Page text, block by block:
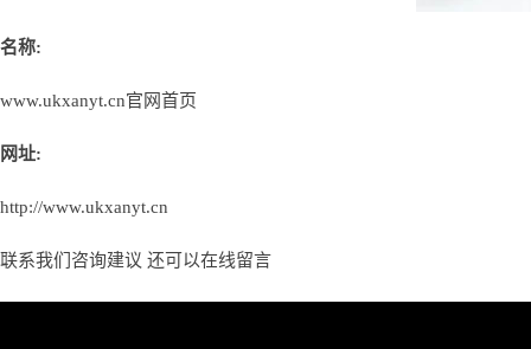
名称:
www.ukxanyt.cn官网首页
网址:
http://www.ukxanyt.cn
联系我们咨询建议 还可以在线留言